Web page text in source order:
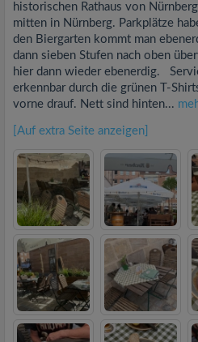
historischen Rathaus von
mitten in Nürnberg. Parkplätze
den Biergarten kommt man
dann sieben Stufen nach oben
hier dann wieder ebenerdig.
erkennbar durch die grünen T-
vorne drauf. Nett sind hinten...
[Auf extra Seite anzeigen]